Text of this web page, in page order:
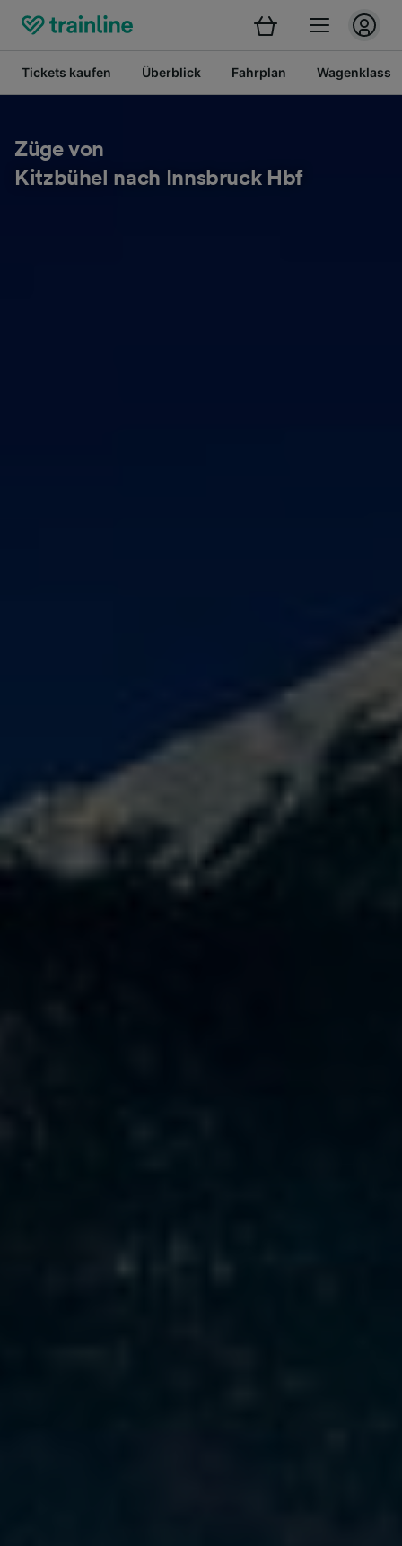
Tickets kaufen Überblick Fahrplan
Züge von
Kitzbühel nach Innsbruck Hbf